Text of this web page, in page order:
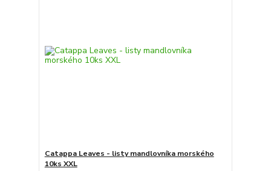
Catappa Leaves - listy mandlovníka morského
10ks XXL